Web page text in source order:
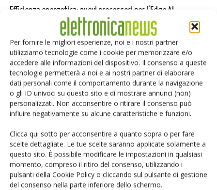
Per fornire le migliori esperienze, noi e i nostri partner
utilizziamo tecnologie come i cookie per memorizzare e/o
accedere alle informazioni del dispositivo. Il consenso a queste
tecnologie permetterà a noi e ai nostri partner di elaborare
dati personali come il comportamento durante la navigazione
o gli ID univoci su questo sito e di mostrare annunci (non)
personalizzati. Non acconsentire o ritirare il consenso può
influire negativamente su alcune caratteristiche e funzioni.
Clicca qui sotto per acconsentire a quanto sopra o per fare
scelte dettagliate. Le tue scelte saranno applicate solamente a
questo sito. È possibile modificare le impostazioni in qualsiasi
momento, compreso il ritiro del consenso, utilizzando i
pulsanti della Cookie Policy o cliccando sul pulsante di gestione
del consenso nella parte inferiore dello schermo.
Efficienza energetica: nuovi processori per l’Edge AI
Massimiliano Luce - 1 Luglio 2022
1 2
Selezione di elettronica